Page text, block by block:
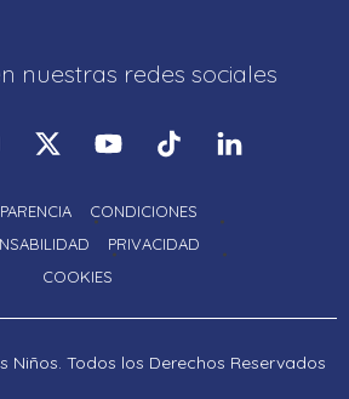
nuestras redes sociales
CONDICIONES
PRIVACIDAD
COOKIES
Niños. Todos los Derechos Reservados